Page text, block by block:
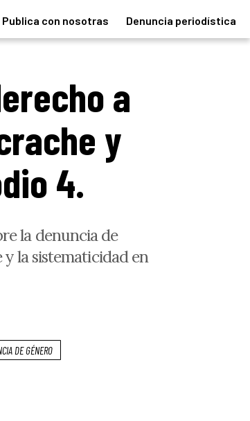
Publica con nosotras Denuncia periodística
a
y
4.
la denuncia de
y la sistematicidad en
DE GÉNERO